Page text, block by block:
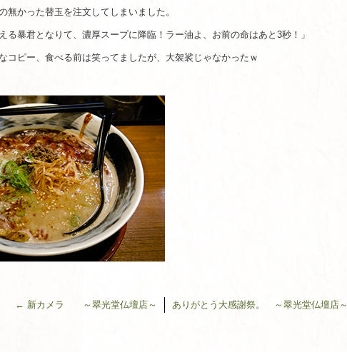
無かった替玉を注文してしまいました。
る暴君となりて、濃厚スープに降臨！ラー油よ、お前の命はあと3秒！」
コピー、食べる前は笑ってましたが、大袈裟じゃなかったｗ
← 新カメラ ～翠光堂仏壇店～ ありがとう大感謝祭。 ～翠光堂仏壇店～